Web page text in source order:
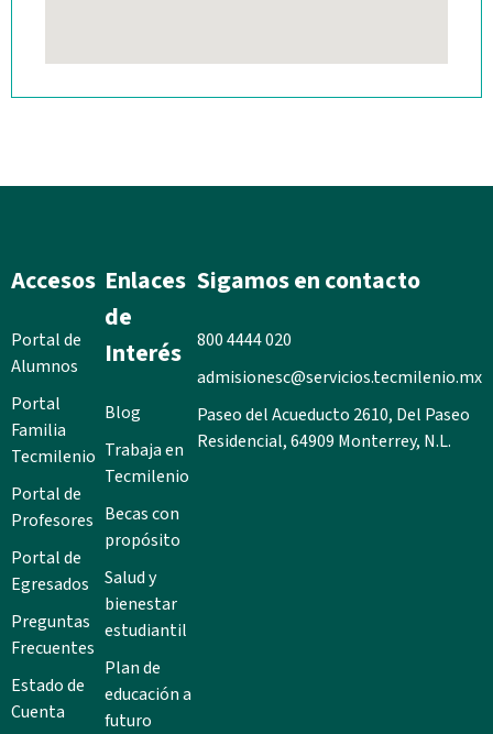
Accesos
Portal de
Alumnos
Portal
Familia
Tecmilenio
Portal de
Profesores
Portal de
Egresados
Preguntas
Frecuentes
Estado de
Cuenta
Enlaces
de
Interés
Blog
Trabaja en
Tecmilenio
Becas con
propósito
Salud y
bienestar
estudiantil
Plan de
educación a
futuro
Sigamos en contacto
800 4444 020
admisionesc@servicios.tecmilenio.mx
Paseo del Acueducto 2610, Del Paseo
Residencial, 64909 Monterrey, N.L.